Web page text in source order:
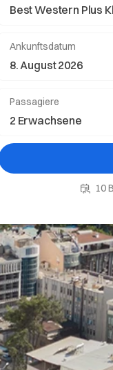
Ankunftsdatum
Passagiere
10